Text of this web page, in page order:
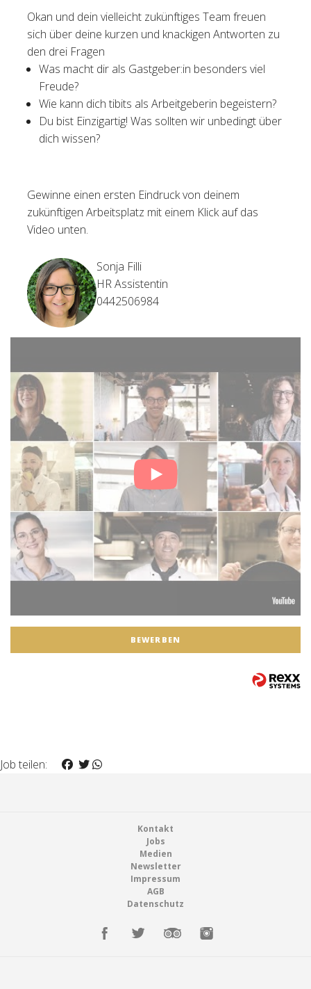
Okan und dein vielleicht zukünftiges Team freuen
sich über deine kurzen und knackigen Antworten zu
den drei Fragen
Was macht dir als Gastgeber:in besonders viel
Freude?
Wie kann dich tibits als Arbeitgeberin begeistern?
Du bist Einzigartig! Was sollten wir unbedingt über
dich wissen?
Gewinne einen ersten Eindruck von deinem
zukünftigen Arbeitsplatz mit einem Klick auf das
Video unten.
Sonja Filli
HR Assistentin
0442506984
BEWERBEN
Job teilen:
Kontakt
Jobs
Medien
Newsletter
Impressum
AGB
Datenschutz